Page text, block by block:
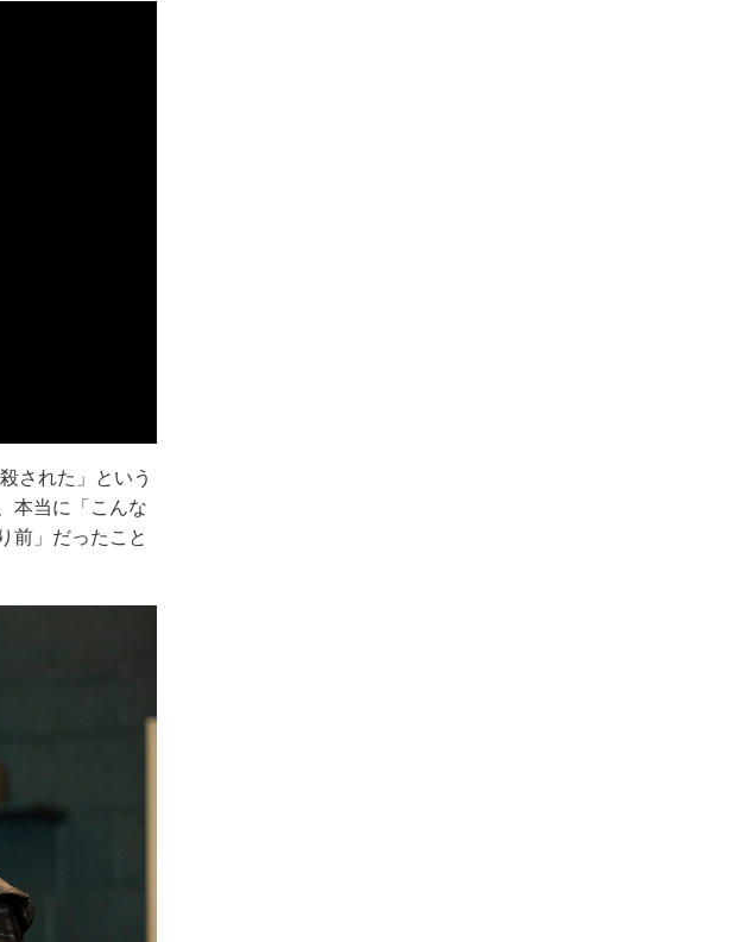
された」という
本当に「こんな
前」だったこと